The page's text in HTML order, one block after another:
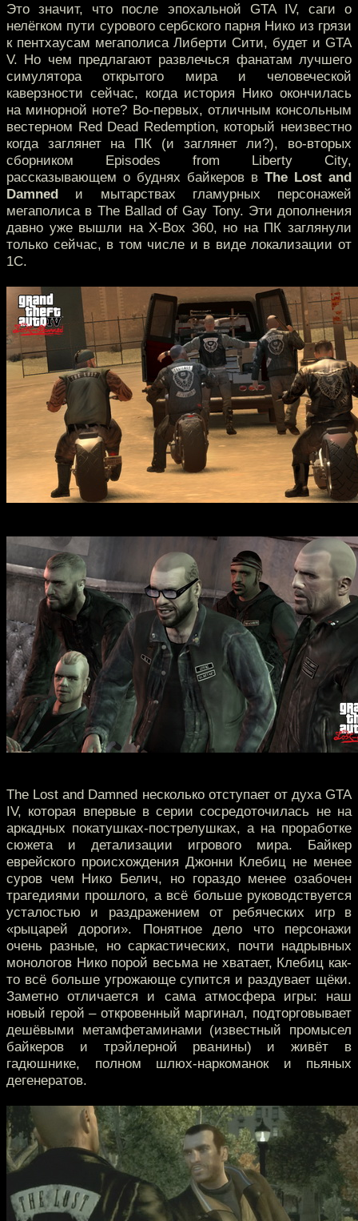
Это значит, что после эпохальной GTA IV, саги о
нелёгком пути сурового сербского парня Нико из грязи
к пентхаусам мегаполиса Либерти Сити, будет и GTA
V. Но чем предлагают развлечься фанатам лучшего
симулятора открытого мира и человеческой
каверзности сейчас, когда история Нико окончилась
на минорной ноте? Во-первых, отличным консольным
вестерном Red Dead Redemption, который неизвестно
когда заглянет на ПК (и заглянет ли?), во-вторых
сборником Episodes from Liberty City,
рассказывающем о буднях байкеров в The Lost and
Damned и мытарствах гламурных персонажей
мегаполиса в The Ballad of Gay Tony. Эти дополнения
давно уже вышли на X-Box 360, но на ПК заглянули
только сейчас, в том числе и в виде локализации от
1С.
The Lost and Damned несколько отступает от духа GTA
IV, которая впервые в серии сосредоточилась не на
аркадных покатушках-пострелушках, а на проработке
сюжета и детализации игрового мира. Байкер
еврейского происхождения Джонни Клебиц не менее
суров чем Нико Белич, но гораздо менее озабочен
трагедиями прошлого, а всё больше руководствуется
усталостью и раздражением от ребяческих игр в
«рыцарей дороги». Понятное дело что персонажи
очень разные, но саркастических, почти надрывных
монологов Нико порой весьма не хватает, Клебиц как-
то всё больше угрожающе супится и раздувает щёки.
Заметно отличается и сама атмосфера игры: наш
новый герой – откровенный маргинал, подторговывает
дешёвыми метамфетаминами (известный промысел
байкеров и трэйлерной рванины) и живёт в
гадюшнике, полном шлюх-наркоманок и пьяных
дегенератов.